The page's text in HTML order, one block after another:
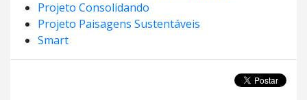
Projeto Consolidando
Projeto Paisagens Sustentáveis
Smart